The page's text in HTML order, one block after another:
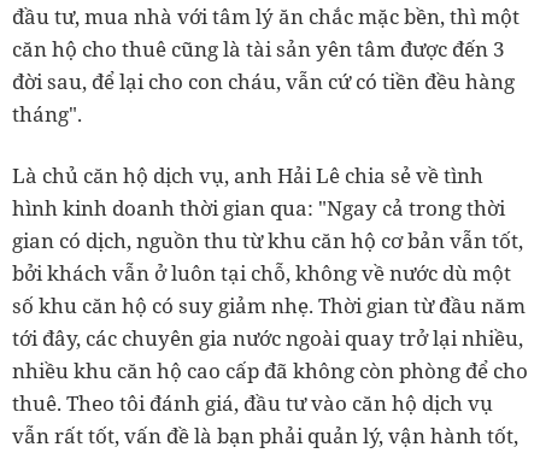
đầu tư, mua nhà với tâm lý ăn chắc mặc bền, thì một
căn hộ cho thuê cũng là tài sản yên tâm được đến 3
đời sau, để lại cho con cháu, vẫn cứ có tiền đều hàng
tháng".
Là chủ căn hộ dịch vụ, anh Hải Lê chia sẻ về tình
hình kinh doanh thời gian qua: "Ngay cả trong thời
gian có dịch, nguồn thu từ khu căn hộ cơ bản vẫn tốt,
bởi khách vẫn ở luôn tại chỗ, không về nước dù một
số khu căn hộ có suy giảm nhẹ. Thời gian từ đầu năm
tới đây, các chuyên gia nước ngoài quay trở lại nhiều,
nhiều khu căn hộ cao cấp đã không còn phòng để cho
thuê. Theo tôi đánh giá, đầu tư vào căn hộ dịch vụ
vẫn rất tốt, vấn đề là bạn phải quản lý, vận hành tốt,